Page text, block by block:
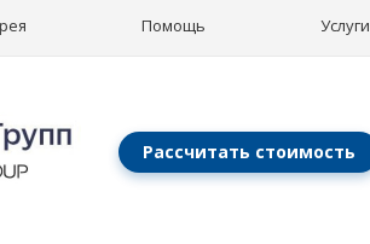
Помощь Услуги
Рассчитать стоимость